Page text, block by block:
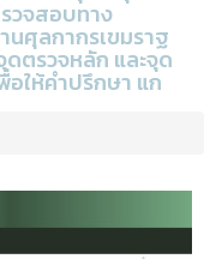
วจสอบทาง
ศุลกากรเขมราฐ
ดตรวจหลัก และจุด
อให้คำปรึกษา แก